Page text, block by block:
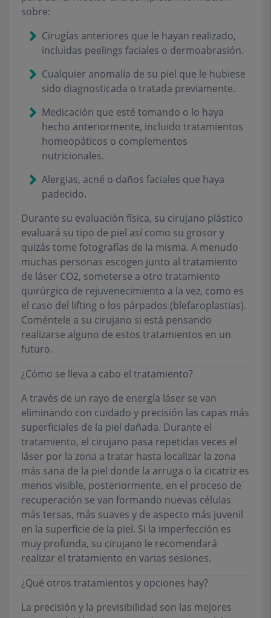
sobre:
Cirugías anteriores que le hayan realizado,
incluidas peelings faciales o dermoabrasión.
Cualquier anomalía de su piel que le hubiese
sido diagnosticada o tratada previamente.
Medicación que esté tomando o lo haya
hecho anteriormente, incluido tratamientos
homeopáticos o complementos
nutricionales.
Alergias, acné o daños faciales que haya
padecido.
Durante su evaluación física, su cirujano plástico
evaluará su tipo de piel así como su grosor y
quizás tome fotografías de la misma. A menudo
muchas personas escogen junto al tratamiento
de láser CO2, someterse a otro tratamiento
quirúrgico de rejuvenecimiento a la vez, como es
el caso del lifting o los párpados (blefaroplastias).
Coméntele a su cirujano si está pensando
realizarse alguno de estos tratamientos en un
futuro.
¿Cómo se lleva a cabo el tratamiento?
A través de un rayo de energía láser se van
eliminando con cuidado y precisión las capas más
superficiales de la piel dañada. Durante el
tratamiento, el cirujano pasa repetidas veces el
láser por la zona a tratar hasta localizar la zona
más sana de la piel donde la arruga o la cicatriz es
menos visible, posteriormente, en el proceso de
recuperación se van formando nuevas células
más tersas, más suaves y de aspecto más juvenil
en la superficie de la piel. Si la imperfección es
muy profunda, su cirujano le recomendará
realizar el tratamiento en varias sesiones.
¿Qué otros tratamientos y opciones hay?
La precisión y la previsibilidad son las mejores